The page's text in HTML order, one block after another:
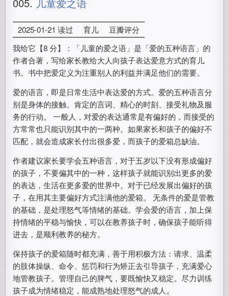
2025-01-21 读过 育儿
豆瓣评分
我给它【8 分】：「儿童的爱之语」是「爱的五种语言」的
作者合著，写给家长教给大人向孩子表达爱意方式的育儿
书。书中把爱定义为注重别人的利益并满足他们的需要。
爱的语言，即是日常生活中表达爱的方式。爱的五种语言分
别是身体的接触、肯定的言词、精心的时刻、接受礼物及服
务的行动。 一般人，对爱的表达通常是有偏好的，而接受的
方常常也只能识别其中的一两种。如果家长和孩子的偏好不
匹配，就会造成家长付出很多爱，而孩子的爱箱总缺油。
作者建议家长要学会五种语言，对于五岁以下没有形成偏好
的孩子，不要偏其中的一种，这样孩子就能识别出更多的爱
的表达，生活在更多爱的世界中。对于已经发展出偏好的孩
子，在用其主要偏好方式注满他的爱箱。 无条件的爱是管教
的基础，是处理怒气等情绪的基础。学会爱的语言，加上保
持情绪的平稳与愉快，可以在教养孩子时，确保孩子能听得
进去，是顺利教养的秘方。
保持孩子的爱箱随时都充满，善于用积极方法：请求、温柔
的肢体操纵、命令、惩罚和行为矫正去引导孩子，充满爱心
地管教孩子。管理自己的脾气，要既愉快又稳定。尽力训练
孩子成为情绪稳定，能成熟地处理怒气的成人。